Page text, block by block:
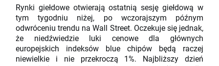
Rynki giełdowe otwierają ostatnią sesję giełdową w
tym tygodniu niżej, po wczorajszym późnym
odwróceniu trendu na Wall Street. Oczekuje się jednak,
że niedźwiedzie luki cenowe dla głównych
europejskich indeksów blue chipów będą raczej
niewielkie i nie przekroczą 1%. Najbliższy dzień